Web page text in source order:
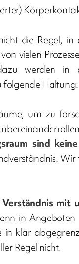
die Regel,
vielen
werden
folgende Haltung:
um zu
sind
mit
in
klar
Regel nicht.